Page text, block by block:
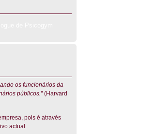
os funcionários da
públicos.”(Harvard
pois é através
actual.